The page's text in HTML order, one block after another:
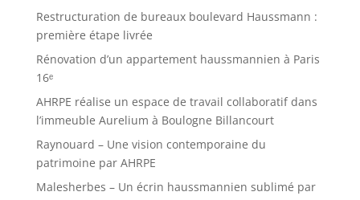
Restructuration de bureaux boulevard Haussmann :
première étape livrée
Rénovation d’un appartement haussmannien à Paris
16ᵉ
AHRPE réalise un espace de travail collaboratif dans
l’immeuble Aurelium à Boulogne Billancourt
Raynouard – Une vision contemporaine du
patrimoine par AHRPE
Malesherbes – Un écrin haussmannien sublimé par